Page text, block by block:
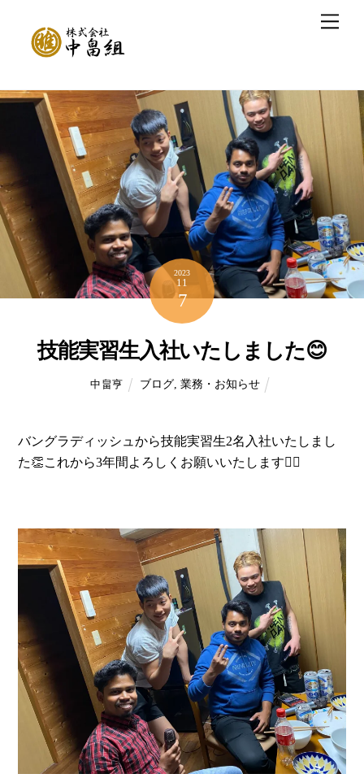
content
2023
11
7
技能実習生入社いたしました😊
中畠亨 ブログ, 業務・お知らせ
バングラディッシュから技能実習生2名入社いたしまし
た👏これから3年間よろしくお願いいたします🙇‍♂️